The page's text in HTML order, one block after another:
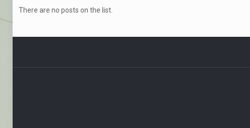
There are no posts on the list.